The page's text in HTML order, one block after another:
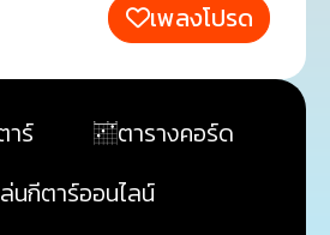
เพลงโปรด
าร์
ตารางคอร์ด
นกีตาร์ออนไลน์